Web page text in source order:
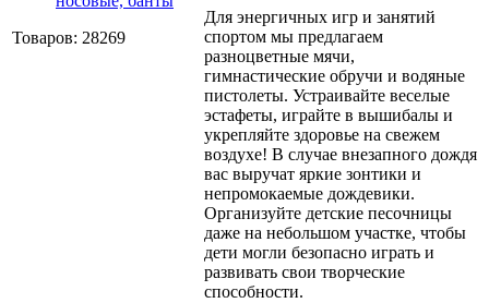
Товаров: 28269
Для энергичных игр и занятий
спортом мы предлагаем
разноцветные мячи,
гимнастические обручи и водяные
пистолеты. Устраивайте веселые
эстафеты, играйте в вышибалы и
укрепляйте здоровье на свежем
воздухе! В случае внезапного дождя
вас выручат яркие зонтики и
непромокаемые дождевики.
Организуйте детские песочницы
даже на небольшом участке, чтобы
дети могли безопасно играть и
развивать свои творческие
способности.